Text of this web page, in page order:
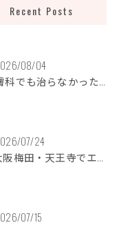
Recent Posts
08/04
皮膚科でも治らなかったニキビ、諦めるのはまだ早いです！
07/24
✨大阪梅田・天王寺でエステティシャン募集✨
07/15